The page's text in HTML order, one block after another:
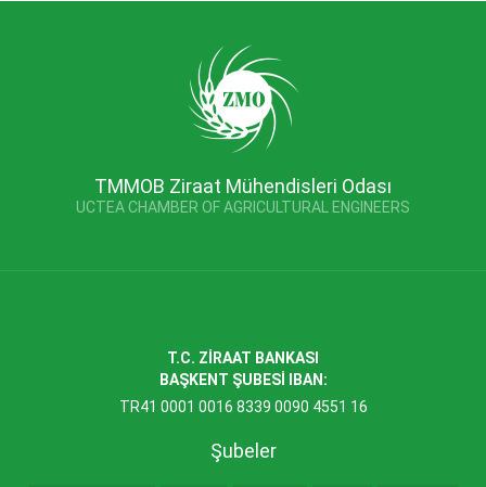
TMMOB Ziraat Mühendisleri Odası
UCTEA CHAMBER OF AGRICULTURAL ENGINEERS
T.C. ZİRAAT BANKASI
BAŞKENT ŞUBESİ IBAN:
TR41 0001 0016 8339 0090 4551 16
Şubeler